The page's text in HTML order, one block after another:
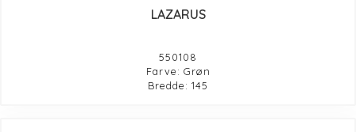
LAZARUS
550108
Farve: Grøn
Bredde: 145